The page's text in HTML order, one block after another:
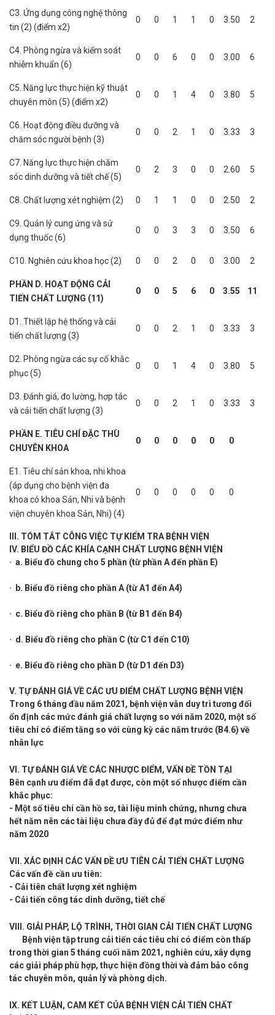
C3. Ứng dụng công nghệ thông
tin (2) (điểm x2)
0 0 1 1 0 3.50 2
C4. Phòng ngừa và kiểm soát
nhiễm khuẩn (6)
0 0 6 0 0 3.00 6
C5. Năng lực thực hiện kỹ thuật
chuyên môn (5) (điểm x2)
0 0 1 4 0 3.80 5
C6. Hoạt động điều dưỡng và
chăm sóc người bệnh (3)
0 0 2 1 0 3.33 3
C7. Năng lực thực hiện chăm
sóc dinh dưỡng và tiết chế (5)
0 2 3 0 0 2.60 5
C8. Chất lượng xét nghiệm (2) 0 1 1 0 0 2.50 2
C9. Quản lý cung ứng và sử
dụng thuốc (6)
0 0 3 3 0 3.50 6
C10. Nghiên cứu khoa học (2) 0 0 2 0 0 3.00 2
PHẦN D. HOẠT ĐỘNG CẢI
TIẾN CHẤT LƯỢNG (11)
0 0 5 6 0 3.55 11
D1. Thiết lập hệ thống và cải
tiến chất lượng (3)
0 0 2 1 0 3.33 3
D2. Phòng ngừa các sự cố khắc
phục (5)
0 0 1 4 0 3.80 5
D3. Đánh giá, đo lường, hợp tác
và cải tiến chất lượng (3)
0 0 2 1 0 3.33 3
PHẦN E. TIÊU CHÍ ĐẶC THÙ
CHUYÊN KHOA
0 0 0 0 0 0
E1. Tiêu chí sản khoa, nhi khoa
(áp dụng cho bệnh viện đa
khoa có khoa Sản, Nhi và bệnh
viện chuyên khoa Sản, Nhi) (4)
0 0 0 0 0 0
III. TÓM TẮT CÔNG VIỆC TỰ KIỂM TRA BỆNH VIỆN
IV. BIỂU ĐỒ CÁC KHÍA CẠNH CHẤT LƯỢNG BỆNH VIỆN
· a. Biểu đồ chung cho 5 phần (từ phần A đến phần E)
· b. Biểu đồ riêng cho phần A (từ A1 đến A4)
· c. Biểu đồ riêng cho phần B (từ B1 đến B4)
· d. Biểu đồ riêng cho phần C (từ C1 đến C10)
· e. Biểu đồ riêng cho phần D (từ D1 đến D3)
V. TỰ ĐÁNH GIÁ VỀ CÁC ƯU ĐIỂM CHẤT LƯỢNG BỆNH VIỆN
Trong 6 tháng đầu năm 2021, bệnh viện vẫn duy trì tương đối
ổn định các mức đánh giá chất lượng so với năm 2020, một số
tiêu chí có điểm tăng so với cùng kỳ các năm trước (B4.6) về
nhân lực
VI. TỰ ĐÁNH GIÁ VỀ CÁC NHƯỢC ĐIỂM, VẤN ĐỀ TỒN TẠI
Bên cạnh ưu điểm đã đạt được, còn một số nhược điểm cần
khắc phục:
- Một số tiêu chí cần hồ sơ, tài liệu minh chứng, nhưng chưa
hết năm nên các tài liệu chưa đầy đủ để đạt mức điểm như
năm 2020
VII. XÁC ĐỊNH CÁC VẤN ĐỀ ƯU TIÊN CẢI TIẾN CHẤT LƯỢNG
Các vấn đề cần ưu tiên:
- Cải tiên chất lượng xét nghiệm
- Cải tiến công tác dinh dưỡng, tiết chế
VIII. GIẢI PHÁP, LỘ TRÌNH, THỜI GIAN CẢI TIẾN CHẤT LƯỢNG
Bệnh viện tập trung cải tiến các tiêu chí có điểm còn thấp
trong thời gian 5 tháng cuối năm 2021, nghiên cứu, xây dựng
các giải pháp phù hợp, thực hiện đồng thời và đảm bảo công
tác chuyên môn, quản lý và phòng dịch.
IX. KẾT LUẬN, CAM KẾT CỦA BỆNH VIỆN CẢI TIẾN CHẤT